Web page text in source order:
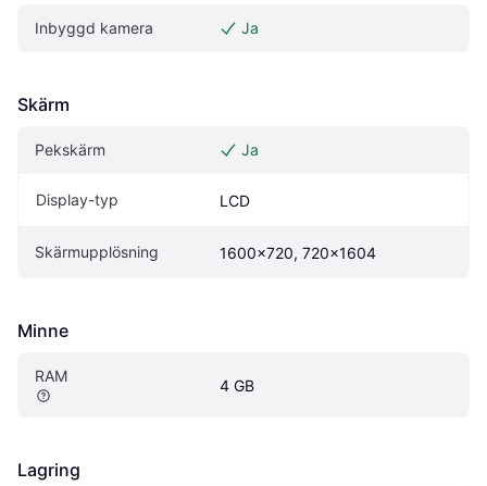
Inbyggd kamera Ja
Skärm
Pekskärm Ja
Display-typ LCD
Skärmupplösning 1600x720, 720x1604
Minne
RAM
4 GB
Lagring